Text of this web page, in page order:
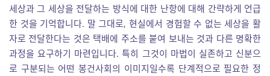
세상과 그 세상을 전달하는 방식에 대한 난항에 대해 간략하게 언급
한 것을 기억합니다. 말 그대로, 현실에서 경험할 수 없는 세상을 활
자로 전달한다는 것은 택배에 주소를 붙여 보내는 것과 다른 명확한
과정을 요구하기 마련입니다. 특히 그것이 마법이 실존하고 신분으
로 구분되는 어떤 봉건사회의 이미지일수록 단계적으로 필요한 정